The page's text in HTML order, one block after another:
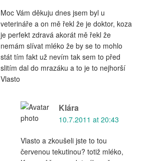
Moc Vám děkuju dnes jsem byl u
veterináře a on mě řekl že je doktor, koza
je perfekt zdravá akorát mě řekl že
nemám slívat mléko že by se to mohlo
stát tím fakt už nevím tak sem to před
slitím dal do mrazáku a to je to nejhorší
Vlasto
Klára
10.7.2011 at 20:43
Vlasto a zkoušeli jste to tou
červenou tekutinou? totiž mléko,